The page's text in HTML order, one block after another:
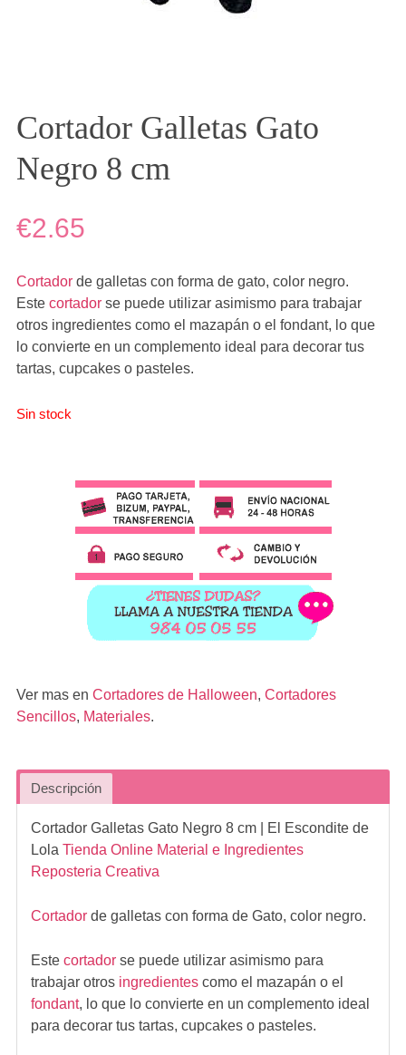
Cortador Galletas Gato
Negro 8 cm
€2.65
Cortadorde galletas con forma de gato, color negro.
Este cortadorse puede utilizar asimismo para trabajar
otros ingredientes como el mazapán o el fondant, lo que
lo convierte en un complemento ideal para decorar tus
tartas, cupcakes o pasteles.
Sin stock
Ver mas en Cortadores de Halloween, Cortadores
Sencillos, Materiales.
Descripción
Cortador Galletas Gato Negro 8 cm| El Escondite de
Lola Tienda Online Material e Ingredientes
Reposteria Creativa
Cortadorde galletas con forma de Gato, color negro.
Este cortadorse puede utilizar asimismo para
trabajar otros ingredientescomo el mazapán o el
fondant, lo que lo convierte en un complemento ideal
para decorar tus tartas, cupcakes o pasteles.